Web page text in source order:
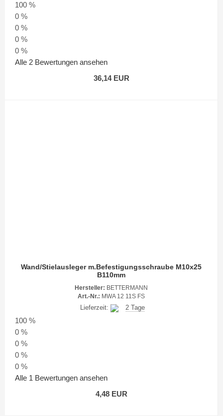
100 %
0 %
0 %
0 %
0 %
Alle 2 Bewertungen ansehen
36,14 EUR
Wand/Stielausleger m.Befestigungsschraube M10x25
B110mm
Hersteller: BETTERMANN
Art.-Nr.: MWA 12 11S FS
Lieferzeit: 2 Tage
100 %
0 %
0 %
0 %
0 %
Alle 1 Bewertungen ansehen
4,48 EUR